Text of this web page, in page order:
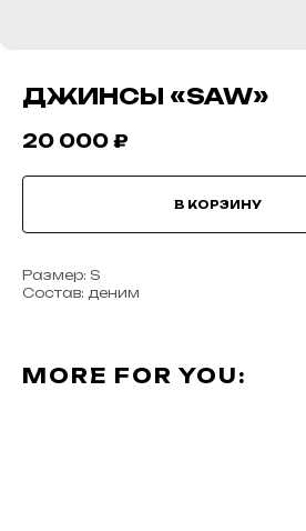
ДЖИНСЫ «SAW»
20 000 ₽
В КОРЗИНУ
Размер: S
Состав: деним
MORE FOR YOU: